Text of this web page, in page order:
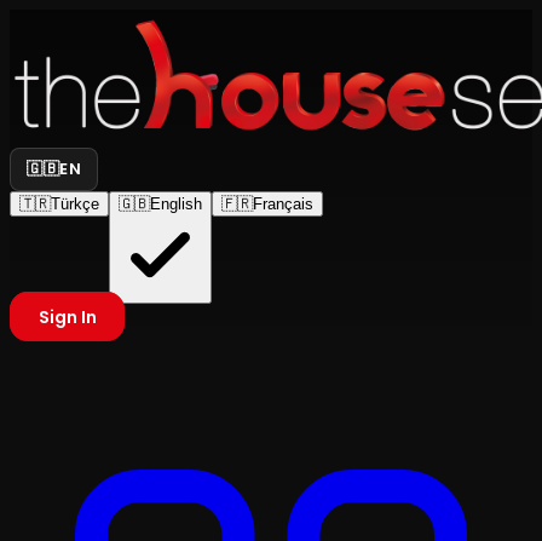
🇬🇧EN
🇹🇷Türkçe 🇬🇧English 🇫🇷Français
Sign In